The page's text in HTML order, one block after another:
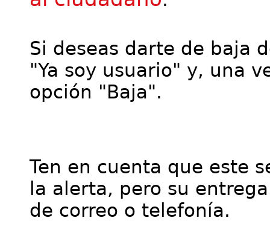
Si deseas darte de baja
"Ya soy usuario" y, una
opción "Baja".
Ten en cuenta que este
la alerta, pero su
de correo o telefonía.